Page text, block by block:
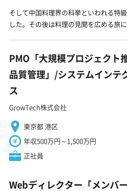
そして中国料理界の科挙といわれる特
した。その後は料理の見聞を広める旅に
PMO「大規模プロジェクト
品質管理」/システムインテ
ス
GrowTech株式会社
東京都 港区
年収500万円～1,500万円
正社員
Webディレクター「メンバ